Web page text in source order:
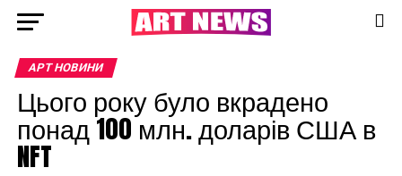
АРТ НОВИНИ
Цього року було вкрадено
понад 100 млн. доларів США в
NFT